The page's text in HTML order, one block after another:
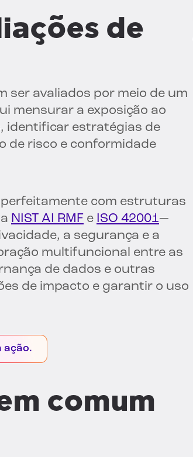
de
ser avaliados por meio de um
mensurar a exposição ao
identificar estratégias de
de risco e conformidade
com estruturas
NIST AI RMF e ISO 42001—
a segurança e a
multifuncional entre as
de dados e outras
de impacto e garantir o uso
ação.
comum